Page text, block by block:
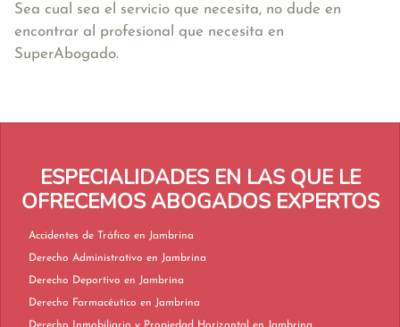
Sea cual sea el servicio que necesita, no dude en
encontrar al profesional que necesita en
SuperAbogado.
ESPECIALIDADES EN LAS QUE LE
OFRECEMOS ABOGADOS EXPERTOS
Accidentes de Tráfico en Jambrina
Derecho Administrativo en Jambrina
Derecho Deportivo en Jambrina
Derecho Farmacéutico en Jambrina